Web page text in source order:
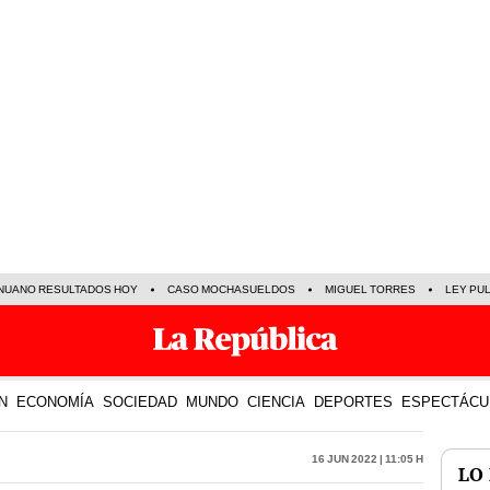
RESULTADOS HOY CASO MOCHASUELDOS MIGUEL TORRES LEY
ECONOMÍA SOCIEDAD MUNDO CIENCIA DEPORTES
16 Jun 2022 | 11:05 h
LO